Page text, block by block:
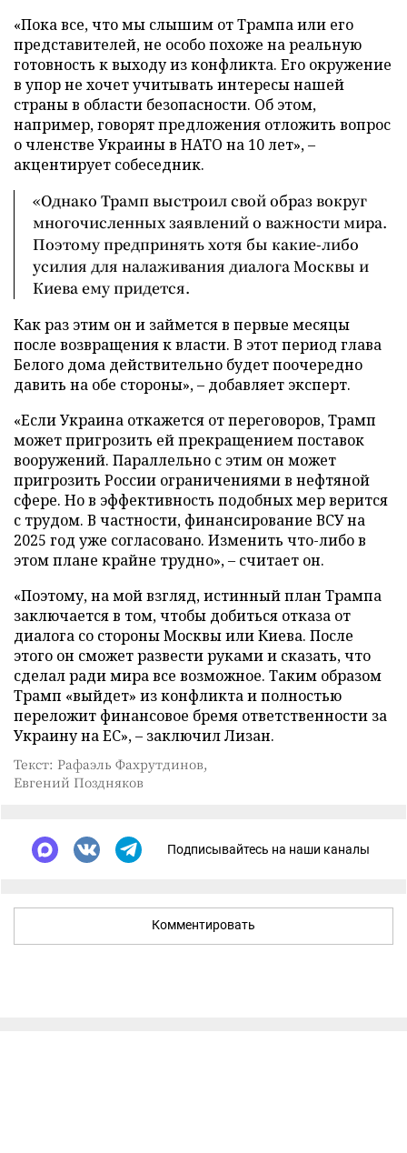
«Пока все, что мы слышим от Трампа или его
представителей, не особо похоже на реальную
готовность к выходу из конфликта. Его окружение
в упор не хочет учитывать интересы нашей
страны в области безопасности. Об этом,
например, говорят предложения отложить вопрос
о членстве Украины в НАТО на 10 лет», –
акцентирует собеседник.
«Однако Трамп выстроил свой образ вокруг
многочисленных заявлений о важности мира.
Поэтому предпринять хотя бы какие-либо
усилия для налаживания диалога Москвы и
Киева ему придется.
Как раз этим он и займется в первые месяцы
после возвращения к власти. В этот период глава
Белого дома действительно будет поочередно
давить на обе стороны», – добавляет эксперт.
«Если Украина откажется от переговоров, Трамп
может пригрозить ей прекращением поставок
вооружений. Параллельно с этим он может
пригрозить России ограничениями в нефтяной
сфере. Но в эффективность подобных мер верится
с трудом. В частности, финансирование ВСУ на
2025 год уже согласовано. Изменить что-либо в
этом плане крайне трудно», – считает он.
«Поэтому, на мой взгляд, истинный план Трампа
заключается в том, чтобы добиться отказа от
диалога со стороны Москвы или Киева. После
этого он сможет развести руками и сказать, что
сделал ради мира все возможное. Таким образом
Трамп «выйдет» из конфликта и полностью
переложит финансовое бремя ответственности за
Украину на ЕС», – заключил Лизан.
Текст: Рафаэль Фахрутдинов,
Евгений Поздняков
Подписывайтесь на наши каналы
Комментировать